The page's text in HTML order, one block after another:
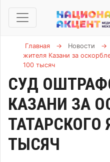
Главная → Новости →
жителя Казани за
100 тысяч
СУД
КАЗАНИ ЗА
ТАТАРСКОГО
ТЫСЯЧ